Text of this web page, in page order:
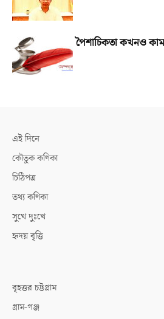
পৈশাচিকতা কখনও
এই দিনে
কৌতুক কণিকা
চিঠিপত্র
তথ্য কণিকা
সুখে দুঃখে
হৃদয় বৃত্তি
বৃহত্তর চট্টগ্রাম
গ্রাম-গঞ্জ